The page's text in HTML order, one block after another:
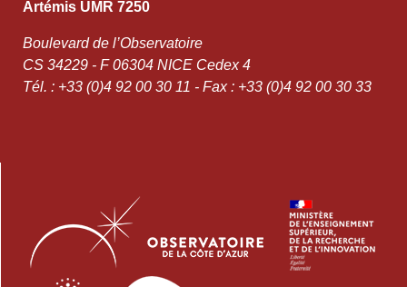
Artémis UMR 7250
Boulevard de l’Observatoire
CS 34229 - F 06304 NICE Cedex 4
Tél. : +33 (0)4 92 00 30 11 - Fax : +33 (0)4 92 00 30 33